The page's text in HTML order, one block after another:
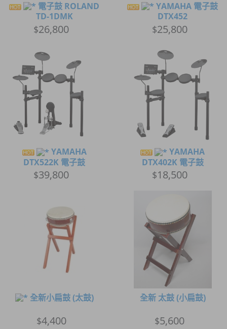
電子鼓 ROLAND
TD-1DMK
$26,800
YAMAHA 電子鼓
DTX452
$25,800
YAMAHA
DTX522K 電子鼓
$39,800
YAMAHA
DTX402K 電子鼓
$18,500
全新小扁鼓 (太鼓)
$4,400
全新 太鼓 (小扁鼓)
$5,600